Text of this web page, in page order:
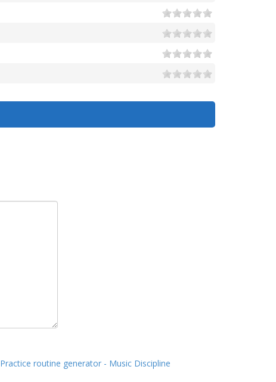
Practice routine generator - Music Discipline